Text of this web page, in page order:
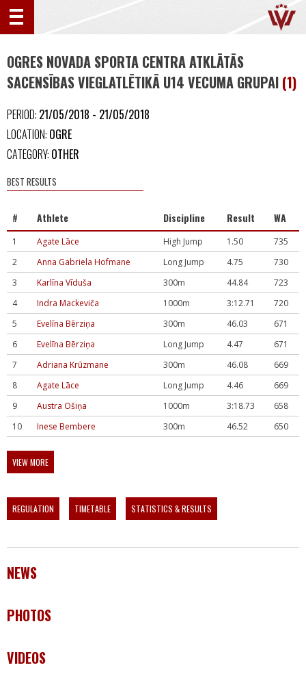
OGRES NOVADA SPORTA CENTRA ATKLĀTĀS
SACENSĪBAS VIEGLATLĒTIKĀ U14 VECUMA GRUPAI (1)
PERIOD: 21/05/2018 - 21/05/2018
LOCATION: OGRE
CATEGORY: OTHER
BEST RESULTS
# Athlete Discipline Result WA
1 Agate Lāce High Jump 1.50
735
2
Anna Gabriela Hofmane Long Jump 4.75
730
3
Karlīna Vīduša 300m 44.84
723
4
Indra Mackeviča 1000m 3:12.71
720
5
Evelīna Bērziņa 300m 46.03
671
6
Evelīna Bērziņa Long Jump 4.47
671
7
Adriana Krūzmane 300m 46.08
669
8
Agate Lāce Long Jump 4.46
669
9
Austra Ošiņa 1000m 3:18.73
658
10
Inese Bembere 300m 46.52 650
VIEW MORE
REGULATION TIMETABLE STATISTICS & RESULTS
NEWS
PHOTOS
VIDEOS